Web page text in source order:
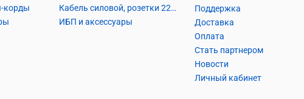
корды
Кабель силовой, розетки 220В, выключатели 220В, сетевые фильтры
ИБП и аксессуары
Поддержка
Доставка
Оплата
Стать партнером
Новости
Личный кабинет